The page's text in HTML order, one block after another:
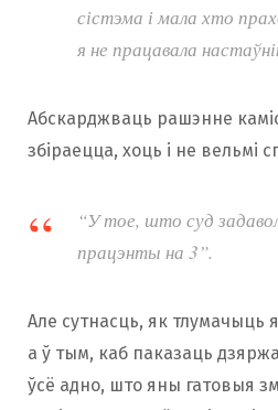
сістэма і мала хто
я не працавала
Абскарджваць рашэнне
збіраецца, хоць і не вельмі
“У тое, што суд
працэнты на 3”.
Але сутнасць, як тлумачыць
а ў тым, каб паказаць
ўсё адно, што яны гатовыя